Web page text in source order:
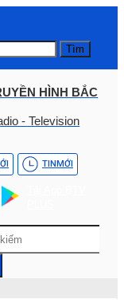
Tìm
HÌNH BẮC
- Television
TINMỚI